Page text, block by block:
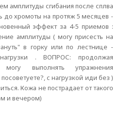
амплитуды сгибания после сплва
до хромоты на протяж 5 месяцев -
эффект за 4-5 приемов :
амплитуды ( могу присесть на
в горку или по лестнице -
. ВОПРОС: продолжая
могу выполнять упражнения
с нагрузкой иди без )
Кожа не пострадает от такого
и вечером)